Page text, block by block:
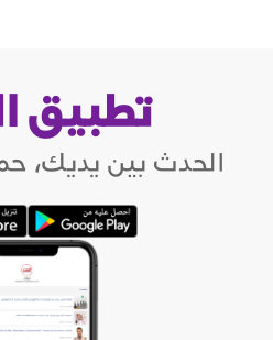
تطبيق
الحدث بين يديك،